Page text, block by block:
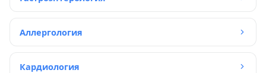
Аллергология
Кардиология